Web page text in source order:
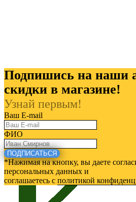
Подпишись на наши
скидки в магазине!
Узнай первым!
Ваш E-mail
ФИО
ПОДПИСАТЬСЯ
*Нажимая на кнопку, вы даете
персональных данных и
соглашаетесь c политикой